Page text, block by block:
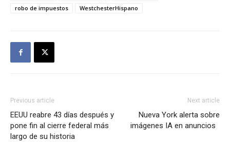
robo de impuestos
WestchesterHispano
Previous article
EEUU reabre 43 días después y
pone fin al cierre federal más
largo de su historia
Next article
Nueva York alerta sobre
imágenes IA en anuncios